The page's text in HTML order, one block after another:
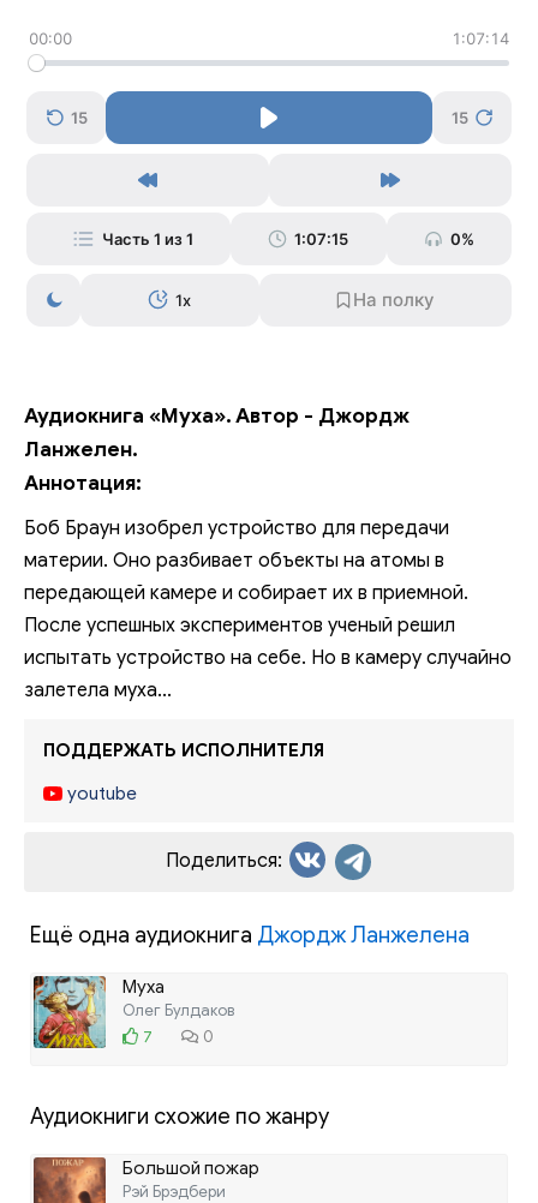
00:00 1:07:14
15 15
Часть 1 из 1 1:07:15 0%
1x
Аудиокнига «Муха». Автор - Джордж
Ланжелен.
Аннотация:
Боб Браун изобрел устройство для передачи
материи. Оно разбивает объекты на атомы в
передающей камере и собирает их в приемной.
После успешных экспериментов ученый решил
испытать устройство на себе. Но в камеру случайно
залетела муха...
ПОДДЕРЖАТЬ ИСПОЛНИТЕЛЯ
youtube
Поделиться:
Ещё одна аудиокнига Джордж Ланжелена
Муха
Олег Булдаков
7
0
Аудиокниги схожие по жанру
Большой пожар
Рэй Брэдбери